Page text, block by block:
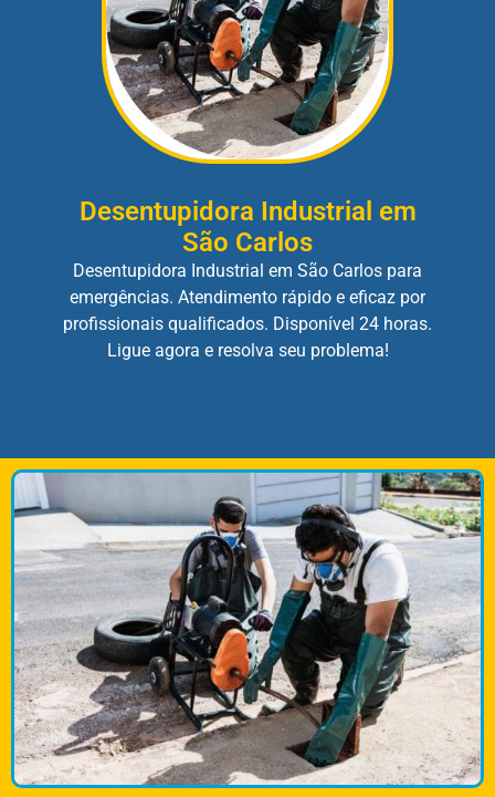
Desentupidora Industrial em
São Carlos
Desentupidora Industrial em São Carlos para
emergências. Atendimento rápido e eficaz por
profissionais qualificados. Disponível 24 horas.
Ligue agora e resolva seu problema!